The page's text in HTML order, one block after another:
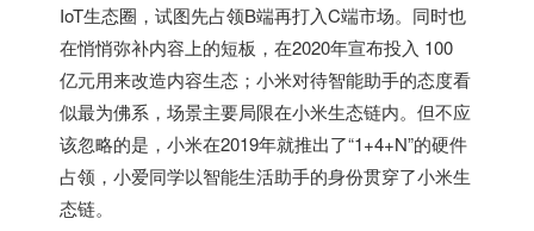
IoT生态圈，试图先占领B端再打入C端市场。同时也
在悄悄弥补内容上的短板，在2020年宣布投入 100
亿元用来改造内容生态；小米对待智能助手的态度看
似最为佛系，场景主要局限在小米生态链内。但不应
该忽略的是，小米在2019年就推出了“1+4+N”的硬件
占领，小爱同学以智能生活助手的身份贯穿了小米生
态链。